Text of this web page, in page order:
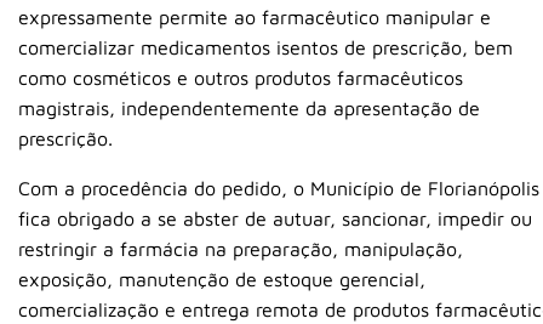
expressamente permite ao farmacêutico manipular e
comercializar medicamentos isentos de prescrição, bem
como cosméticos e outros produtos farmacêuticos
magistrais, independentemente da apresentação de
prescrição.
Com a procedência do pedido, o Município de Florianópolis
fica obrigado a se abster de autuar, sancionar, impedir ou
restringir a farmácia na preparação, manipulação,
exposição, manutenção de estoque gerencial,
comercialização e entrega remota de produtos